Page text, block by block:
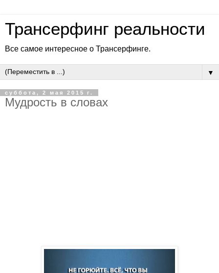
Трансерфинг реальности
Все самое интересное о Трансерфинге.
▼
суббота, 2 мая 2015 г.
Мудрость в словах